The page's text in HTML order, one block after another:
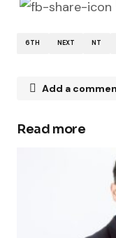
6TH NEXT NT
Add a
Your email
Required fields
Read more